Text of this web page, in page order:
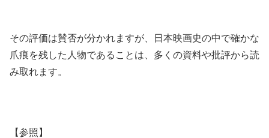
その評価は賛否が分かれますが、日本映画史の中で確かな
爪痕を残した人物であることは、多くの資料や批評から読
み取れます。
【参照】